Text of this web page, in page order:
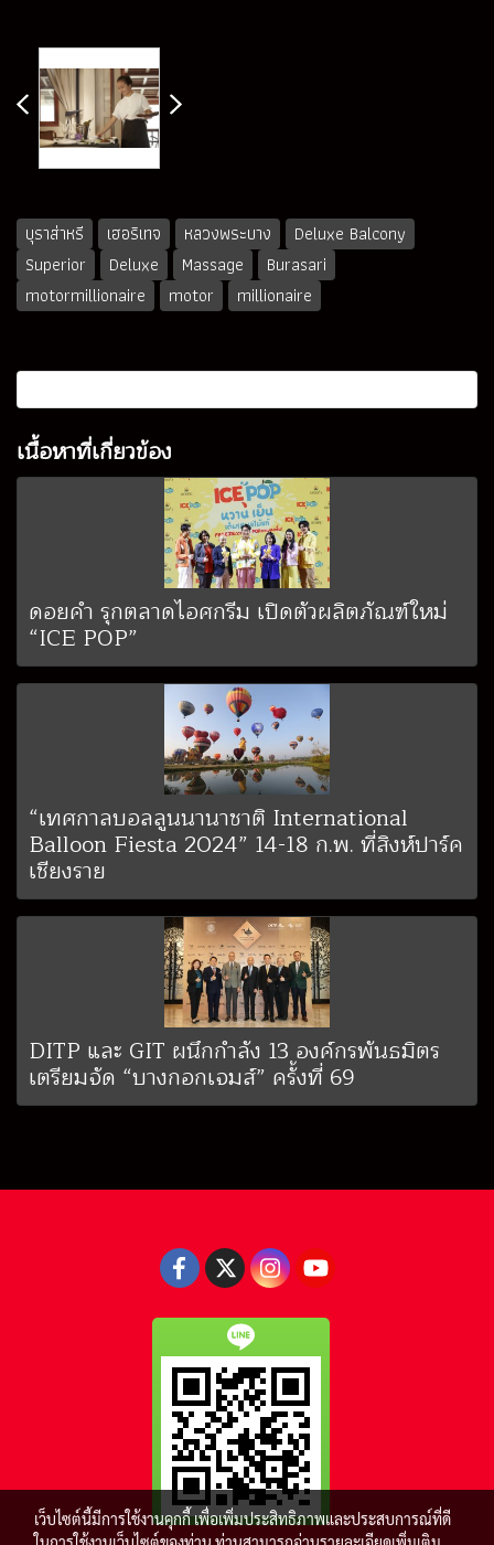
บุราส่าหรี เฮอริเทจ หลวงพระบาง
Deluxe Balcony
Superior
Deluxe Massage
Burasari
motormillionaire
motor millionaire
เนื้อหาที่เกี่ยวข้อง
ดอยคำ รุกตลาดไอศกรีม เปิดตัวผลิตภัณฑ์ใหม่
“ICE POP”
“เทศกาลบอลลูนนานาชาติ International
Balloon Fiesta 2024” 14-18 ก.พ. ที่สิงห์ปาร์ค
เชียงราย
DITP และ GIT ผนึกกำลัง 13 องค์กรพันธมิตร
เตรียมจัด “บางกอกเจมส์” ครั้งที่ 69
เว็บไซต์นี้มีการใช้งานคุกกี้ เพื่อเพิ่มประสิทธิภาพและประสบการณ์ที่ดี